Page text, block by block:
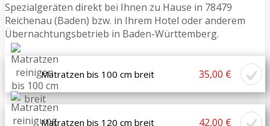
Spezialgeräten direkt bei Ihnen zu Hause in 78479
Reichenau (Baden) bzw. in Ihrem Hotel oder anderem
Übernachtungsbetrieb in Baden-Württemberg.
Matratzen bis 100 cm breit 35,00 €
Matratzen bis 120 cm breit 42,00 €